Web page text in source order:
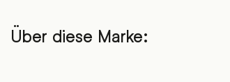
Über diese Marke: